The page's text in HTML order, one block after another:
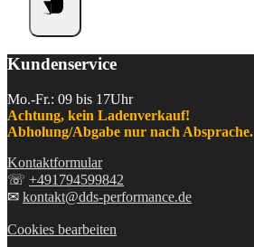
Kundenservice
Mo.-Fr.: 09 bis 17Uhr
Achtung, kein Ladenverkauf!
Abholung/Abgabe nur nach Absprache.
Kontaktformular
☏ +491794599842
✉ kontakt@dds-performance.de
Cookies bearbeiten